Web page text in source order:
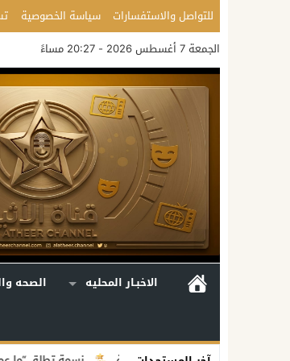
للتواصل والاستفسارات سياسة الخصوصية
الجمعة 7 أغسطس 2026 - 20:27 مساءً
الاخبـار المحليه الصحه